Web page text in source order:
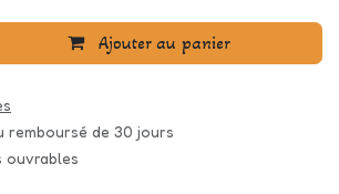
Ajouter au panier
remboursé de 30 jours
ouvrables